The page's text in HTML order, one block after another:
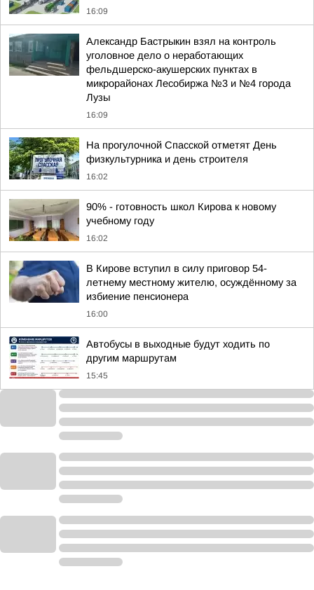
16:09
Александр Бастрыкин взял на контроль
уголовное дело о неработающих
фельдшерско-акушерских пунктах в
микрорайонах Лесобиржа №3 и №4 города
Лузы
16:09
На прогулочной Спасской отметят День
физкультурника и день строителя
16:02
90% - готовность школ Кирова к новому
учебному году
16:02
В Кирове вступил в силу приговор 54-
летнему местному жителю, осуждённому за
избиение пенсионера
16:00
Автобусы в выходные будут ходить по
другим маршрутам
15:45